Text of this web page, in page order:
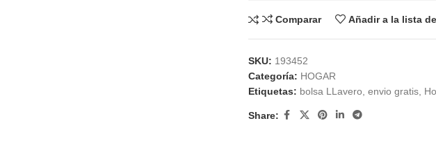
Comparar Añadir a la lista
SKU: 193452
Categoría: HOGAR
Etiquetas: bolsa LLavero envio gratis,
Share: